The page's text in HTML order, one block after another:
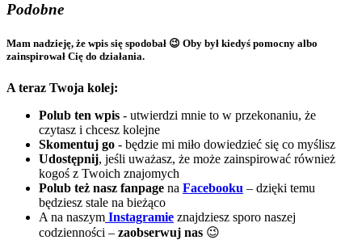
Podobne
Mam nadzieję, że wpis się spodobał 😉 Oby był kiedyś pomocny albo
zainspirował Cię do działania.
A teraz Twoja kolej:
Polub ten wpis - utwierdzi mnie to w przekonaniu, że
czytasz i chcesz kolejne
Skomentuj go - będzie mi miło dowiedzieć się co myślisz
Udostępnij, jeśli uważasz, że może zainspirować również
kogoś z Twoich znajomych
Polub też nasz fanpage na Facebooku – dzięki temu
będziesz stale na bieżąco
A na naszym Instagramie znajdziesz sporo naszej
codzienności – zaobserwuj nas 😉